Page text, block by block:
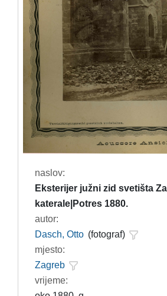
naslov:
Eksterijer južni zid svetišta
katerale|Potres 1880.
autor:
Dasch, Otto (fotograf)
mjesto:
Zagreb
vrijeme: